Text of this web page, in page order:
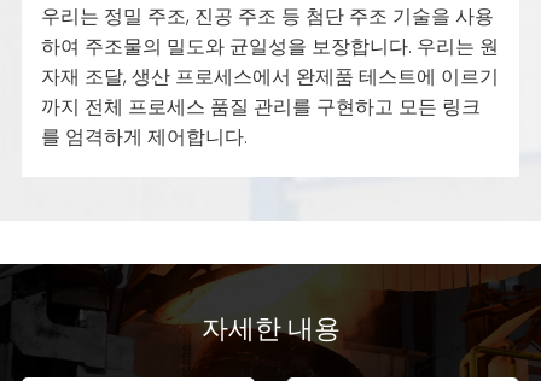
우리는 정밀 주조, 진공 주조 등 첨단 주조 기술을 사용
하여 주조물의 밀도와 균일성을 보장합니다. 우리는 원
자재 조달, 생산 프로세스에서 완제품 테스트에 이르기
까지 전체 프로세스 품질 관리를 구현하고 모든 링크
를 엄격하게 제어합니다.
자세한 내용